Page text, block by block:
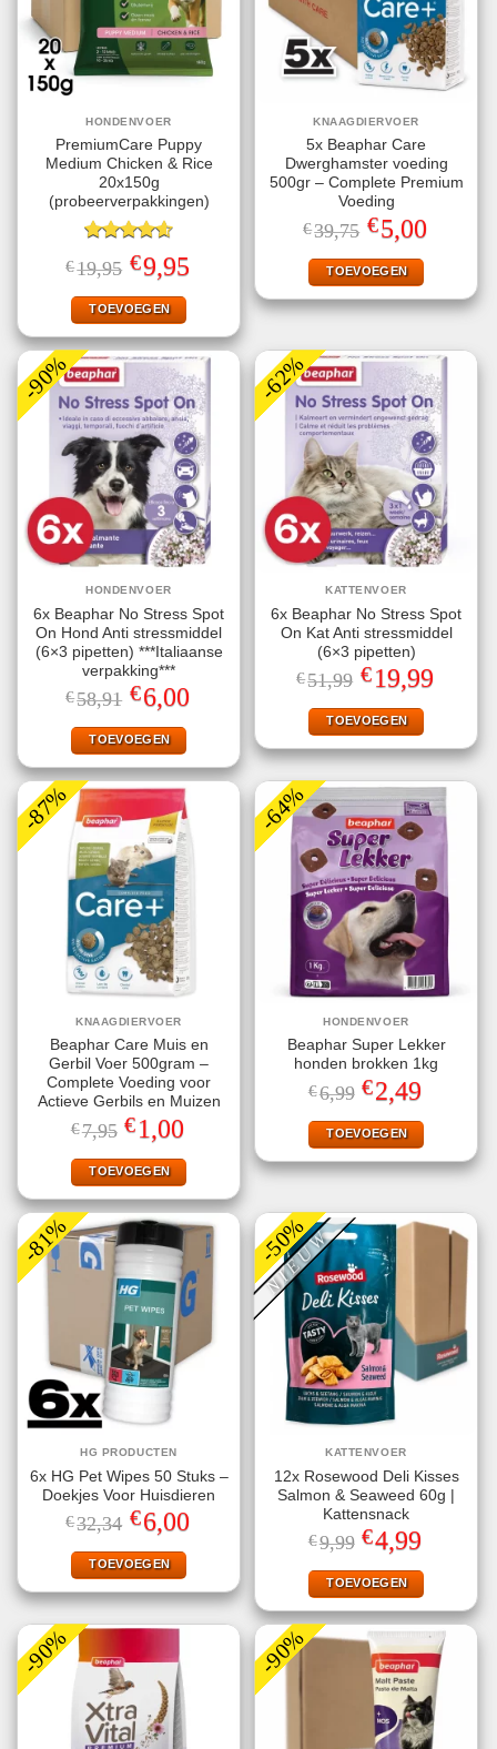
HONDENVOER
PremiumCare Puppy
Medium Chicken & Rice
20x150g
(probeerverpakkingen)
Gewaardeerd
4.60uit 5
€19,95 Oorspronkelijke
prijs
was:
€19,95.
€9,95prijs
TOEVOEGEN
KNAAGDIERVOER
5x Beaphar Care
Dwerghamster voeding
500gr – Complete Premium
Voeding
€39,75 Oorspronkelijke
prijs
was:
€39,75.
€5,00Huidige
prijs
TOEVOEGEN
-90%
HONDENVOER
6x Beaphar No Stress Spot
On Hond Anti stressmiddel
(6×3 pipetten) ***Italiaanse
verpakking***
€58,91 Oorspronkelijke
prijs
was:
€58,91.
€6,00Huidige
prijs
TOEVOEGEN
-62%
KATTENVOER
6x Beaphar No Stress Spot
On Kat Anti stressmiddel
(6×3 pipetten)
€51,99 Oorspronkelijke
prijs
was:
€51,99.
€19,99Huidige
prijs
TOEVOEGEN
-87%
KNAAGDIERVOER
Beaphar Care Muis en
Gerbil Voer 500gram –
Complete Voeding voor
Actieve Gerbils en Muizen
€7,95 Oorspronkelijke
prijs
was:
€7,95.
€1,00
is:
€1,00.
TOEVOEGEN
-64%
HONDENVOER
Beaphar Super Lekker
honden brokken 1kg
€6,99 Oorspronkelijke
prijs
was:
€6,99.
€2,49
is:
€2,49.
TOEVOEGEN
-81%
HG PRODUCTEN
6x HG Pet Wipes 50 Stuks –
Doekjes Voor Huisdieren
€32,34 Oorspronkelijke
prijs
was:
€32,34.
€6,00Huidige
prijs
TOEVOEGEN
-50%
NIEUW
KATTENVOER
12x Rosewood Deli Kisses
Salmon & Seaweed 60g |
Kattensnack
€9,99 Oorspronkelijke
prijs
was:
€9,99.
€4,99
is:
€4,99.
TOEVOEGEN
-90% -90%